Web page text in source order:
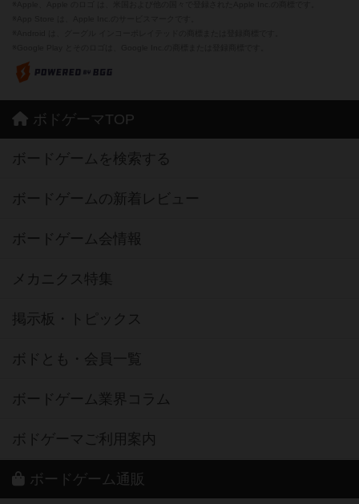
ボドゲーマTOP
ボードゲームを検索する
ボードゲームの新着レビュー
ボードゲーム会情報
メカニクス特集
掲示板・トピックス
ボドとも・会員一覧
ボードゲーム業界コラム
ボドゲーマご利用案内
ボードゲーム通販